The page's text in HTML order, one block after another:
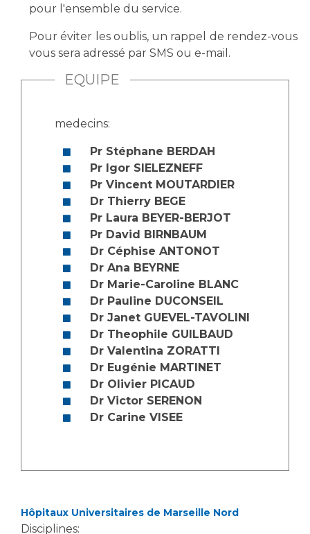
pour l'ensemble du service.
Pour éviter les oublis, un rappel de rendez-vous
vous sera adressé par SMS ou e-mail.
EQUIPE
medecins:
Pr Stéphane BERDAH
Pr Igor SIELEZNEFF
Pr Vincent MOUTARDIER
Dr Thierry BEGE
Pr Laura BEYER-BERJOT
Pr David BIRNBAUM
Dr Céphise ANTONOT
Dr Ana BEYRNE
Dr Marie-Caroline BLANC
Dr Pauline DUCONSEIL
Dr Janet GUEVEL-TAVOLINI
Dr Theophile GUILBAUD
Dr Valentina ZORATTI
Dr Eugénie MARTINET
Dr Olivier PICAUD
Dr Victor SERENON
Dr Carine VISEE
Hôpitaux Universitaires de Marseille Nord
Disciplines: